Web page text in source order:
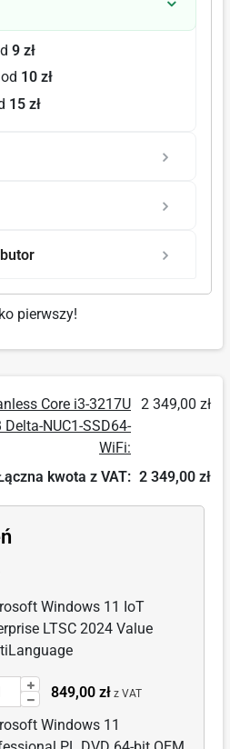
9 zł
10 zł
15 zł
pierwszy!
Core i3-3217U
NUC1-SSD64-
WiFi:
2 349,00 zł
kwota z VAT: 2 349,00 zł
Windows 11 IoT
LTSC 2024 Value
Wprowadź
ilość
dla:
849,00 zł z VAT
Windows 11